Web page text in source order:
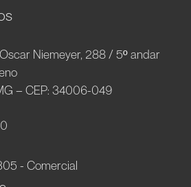
Niemeyer, 288 / 5º andar
– CEP: 34006-049
- Comercial